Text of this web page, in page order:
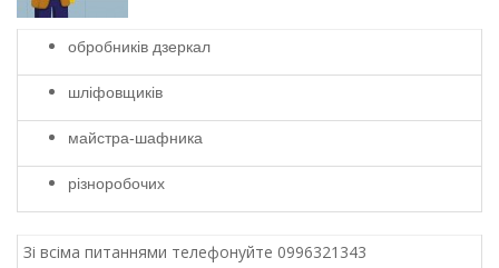
обробників дзеркал
шліфовщиків
майстра-шафника
різноробочих
Зі всіма питаннями телефонуйте 0996321343